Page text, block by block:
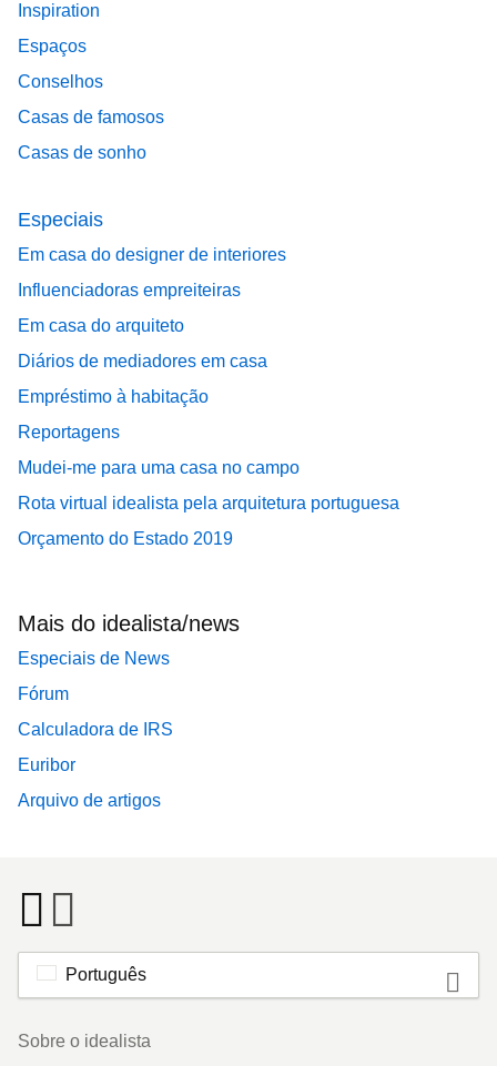
Inspiration
Espaços
Conselhos
Casas de famosos
Casas de sonho
Especiais
Em casa do designer de interiores
Influenciadoras empreiteiras
Em casa do arquiteto
Diários de mediadores em casa
Empréstimo à habitação
Reportagens
Mudei-me para uma casa no campo
Rota virtual idealista pela arquitetura portuguesa
Orçamento do Estado 2019
Mais do idealista/news
Especiais de News
Fórum
Calculadora de IRS
Euribor
Arquivo de artigos
Português
Footer
Sobre o idealista